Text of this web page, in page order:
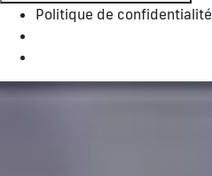
Politique de confidentialité